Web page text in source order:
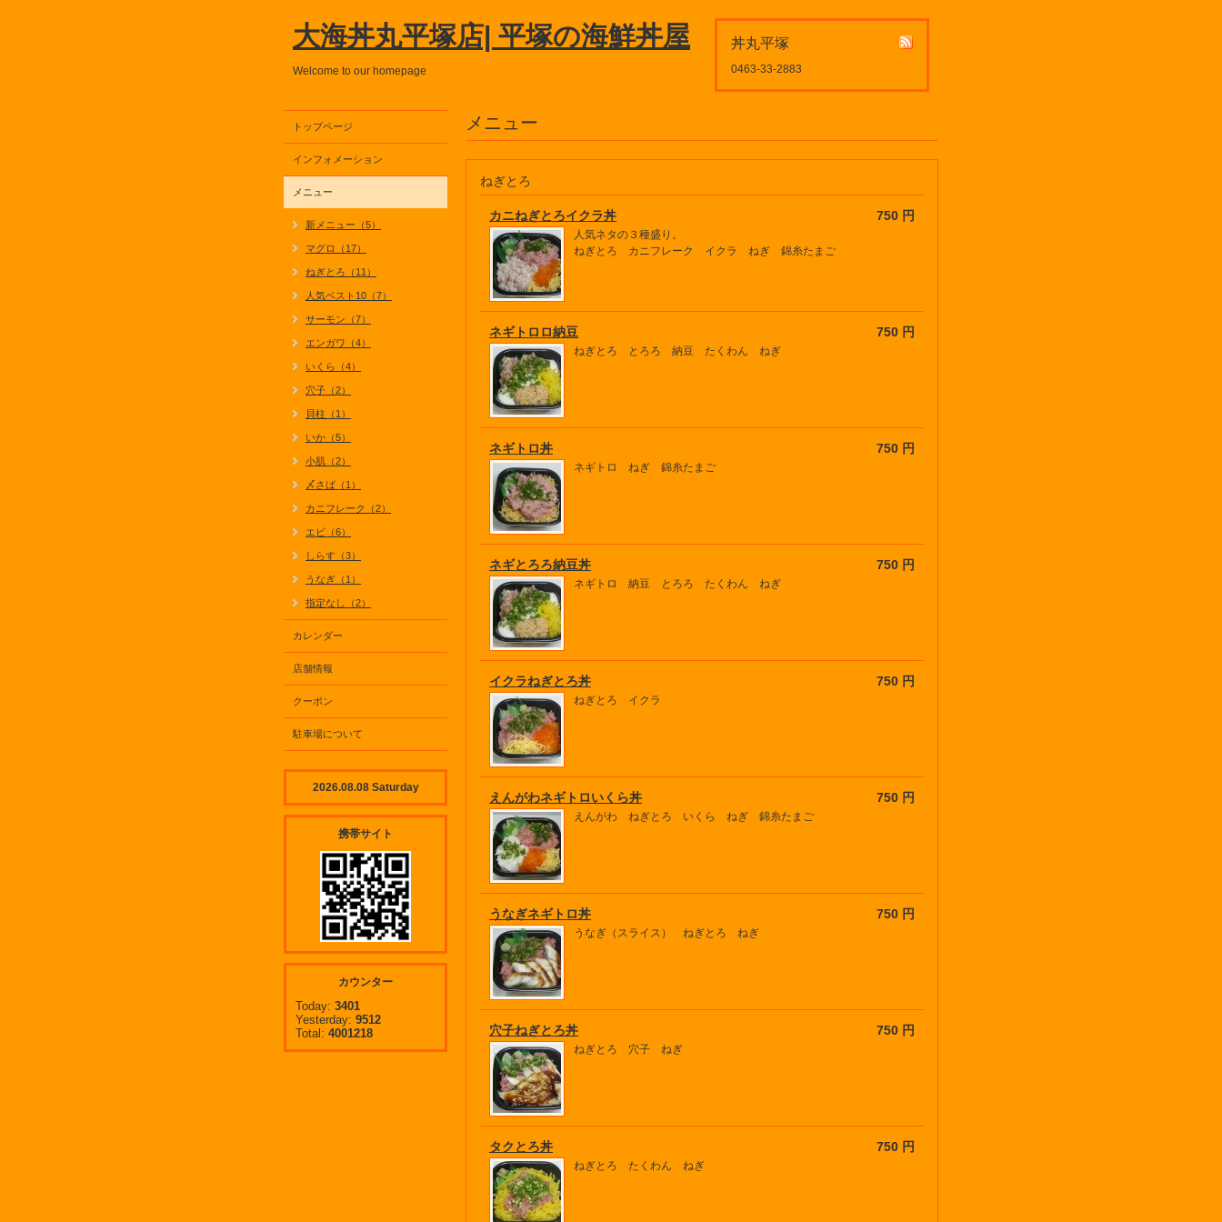
丼丸平塚
0463-33-2883
大海丼丸平塚店| 平塚の海鮮丼屋
Welcome to our homepage
メニュー
ねぎとろ
750 円
カニねぎとろイクラ丼
人気ネタの３種盛り。
ねぎとろ カニフレーク イクラ ねぎ 錦糸たまご
750 円
ネギトロロ納豆
ねぎとろ とろろ 納豆 たくわん ねぎ
750 円
ネギトロ丼
ネギトロ ねぎ 錦糸たまご
750 円
ネギとろろ納豆丼
ネギトロ 納豆 とろろ たくわん ねぎ
750 円
イクラねぎとろ丼
ねぎとろ イクラ
750 円
えんがわネギトロいくら丼
えんがわ ねぎとろ いくら ねぎ 錦糸たまご
750 円
うなぎネギトロ丼
うなぎ（スライス） ねぎとろ ねぎ
750 円
穴子ねぎとろ丼
ねぎとろ 穴子 ねぎ
750 円
タクとろ丼
ねぎとろ たくわん ねぎ
トップページ
インフォメーション
メニュー
新メニュー（5）
マグロ（17）
ねぎとろ（11）
人気ベスト10（7）
サーモン（7）
エンガワ（4）
いくら（4）
穴子（2）
貝柱（1）
いか（5）
小肌（2）
〆さば（1）
カニフレーク（2）
エビ（6）
しらす（3）
うなぎ（1）
指定なし（2）
カレンダー
店舗情報
クーポン
駐車場について
2026.08.08 Saturday
携帯サイト
カウンター
Today: 3401
Yesterday: 9512
Total: 4001218